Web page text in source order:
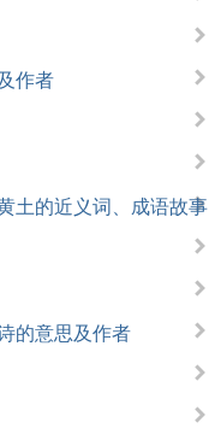
作者
土的近义词、成语故事
的意思及作者